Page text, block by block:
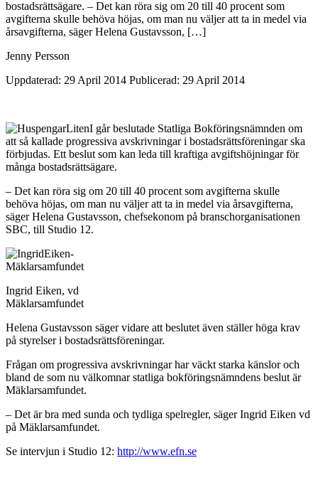
bostadsrättsägare. – Det kan röra sig om 20 till 40 procent som
avgifterna skulle behöva höjas, om man nu väljer att ta in medel via
årsavgifterna, säger Helena Gustavsson, […]
Jenny Persson
Uppdaterad: 29 April 2014 Publicerad: 29 April 2014
I går beslutade Statliga Bokföringsnämnden om
att så kallade progressiva avskrivningar i bostadsrättsföreningar ska
förbjudas. Ett beslut som kan leda till kraftiga avgiftshöjningar för
många bostadsrättsägare.
– Det kan röra sig om 20 till 40 procent som avgifterna skulle
behöva höjas, om man nu väljer att ta in medel via årsavgifterna,
säger Helena Gustavsson, chefsekonom på branschorganisationen
SBC, till Studio 12.
Ingrid Eiken, vd
Mäklarsamfundet
Helena Gustavsson säger vidare att beslutet även ställer höga krav
på styrelser i bostadsrättsföreningar.
Frågan om progressiva avskrivningar har väckt starka känslor och
bland de som nu välkomnar statliga bokföringsnämndens beslut är
Mäklarsamfundet.
– Det är bra med sunda och tydliga spelregler, säger Ingrid Eiken vd
på Mäklarsamfundet.
Se intervjun i Studio 12: http://www.efn.se